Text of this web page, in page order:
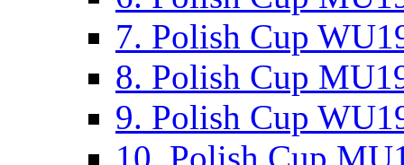
7. Polish Cup
8. Polish Cup
9. Polish Cup
10. Polish Cup